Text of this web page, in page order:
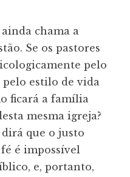
chama a
Se os pastores
pelo
estilo de vida
ficará a família
mesma igreja?
que o justo
é impossível
e, portanto,